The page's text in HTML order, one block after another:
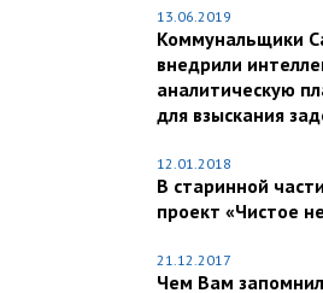
13.06.2019
Коммунальщики
внедрили
аналитическую
для взыскания
12.01.2018
В старинной
проект «Чистое
21.12.2017
Чем Вам